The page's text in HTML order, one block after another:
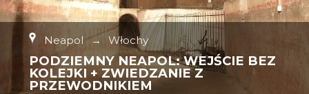
Neapol → Włochy
PODZIEMNY NEAPOL: WEJŚCIE BEZ
KOLEJKI + ZWIEDZANIE Z
PRZEWODNIKIEM